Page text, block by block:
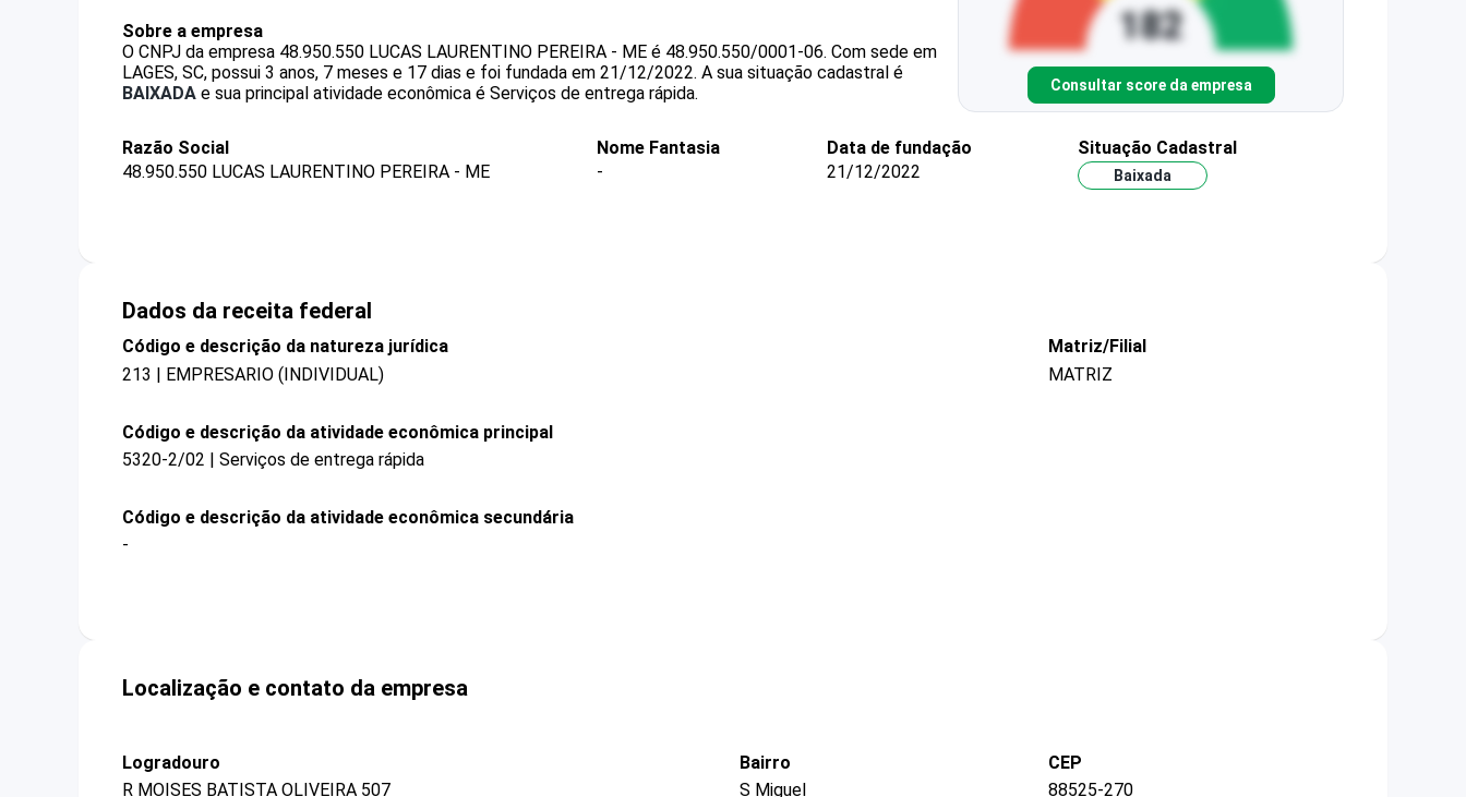
Sobre a empresa
O CNPJ da empresa 48.950.550 LUCAS LAURENTINO PEREIRA - ME é 48.950.550/0001-06. Com sede em
LAGES, SC, possui 3 anos, 7 meses e 17 dias e foi fundada em 21/12/2022. A sua situação cadastral é
BAIXADA e sua principal atividade econômica é Serviços de entrega rápida. Consultar score da empresa
Razão Social
48.950.550 LUCAS LAURENTINO PEREIRA - ME
Nome Fantasia
-
Data de fundação
21/12/2022
Situação Cadastral
Baixada
Dados da receita federal
Código e descrição da natureza jurídica
213 | EMPRESARIO (INDIVIDUAL)
Matriz/Filial
MATRIZ
Código e descrição da atividade econômica principal
5320-2/02 | Serviços de entrega rápida
Código e descrição da atividade econômica secundária
-
Localização e contato da empresa
Logradouro
R MOISES BATISTA OLIVEIRA 507
Bairro
S Miguel
CEP
88525-270